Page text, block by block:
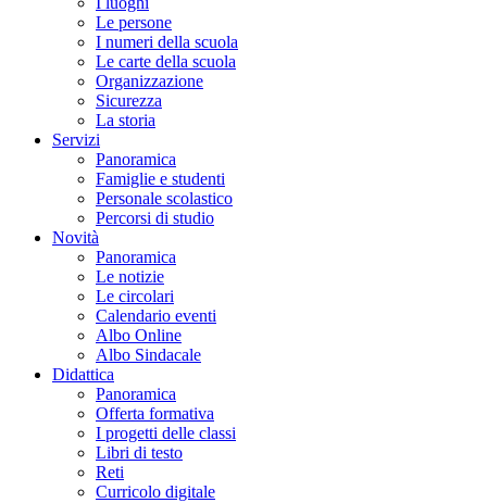
Le persone
I numeri della scuola
Le carte della scuola
Organizzazione
Sicurezza
La storia
Servizi
Panoramica
Famiglie e studenti
Personale scolastico
Percorsi di studio
Novità
Panoramica
Le notizie
Le circolari
Calendario eventi
Albo Online
Albo Sindacale
Didattica
Panoramica
Offerta formativa
I progetti delle classi
Libri di testo
Reti
Curricolo digitale